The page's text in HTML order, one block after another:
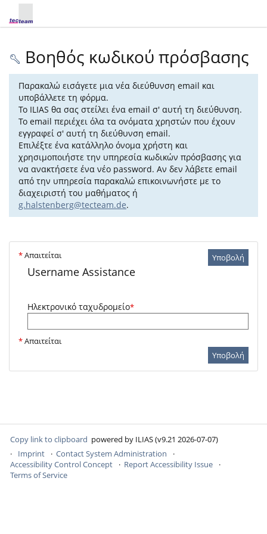
Βοηθός κωδικού πρόσβασης
Παρακαλώ εισάγετε μια νέα διεύθυνση email και
υποβάλλετε τη φόρμα.
Το ILIAS θα σας στείλει ένα email σ' αυτή τη διεύθυνση.
Το email περιέχει όλα τα ονόματα χρηστών που έχουν
εγγραφεί σ' αυτή τη διεύθυνση email.
Επιλέξτε ένα κατάλληλο όνομα χρήστη και
χρησιμοποιήστε την υπηρεσία κωδικών πρόσβασης για
να ανακτήσετε ένα νέο password. Αν δεν λάβετε email
από την υπηρεσία παρακαλώ επικοινωνήστε με το
διαχειριστή του μαθήματος ή
g.halstenberg@tecteam.de.
Υποβολή
*Απαιτείται
Username Assistance
Ηλεκτρονικό ταχυδρομείο*
*Απαιτείται
Υποβολή
Copy link to clipboard powered by ILIAS (v9.21 2026-07-07)
Imprint
Contact System Administration
Accessibility Control Concept
Report Accessibility Issue
Terms of Service